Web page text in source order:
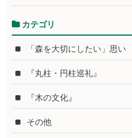
カテゴリ
「森を大切にしたい」思い
『丸柱・円柱巡礼』
『木の文化』
その他